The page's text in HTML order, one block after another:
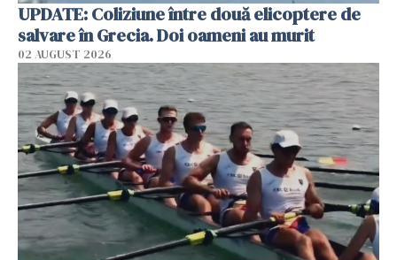
UPDATE: Coliziune între două elicoptere de
salvare în Grecia. Doi oameni au murit
02 AUGUST 2026